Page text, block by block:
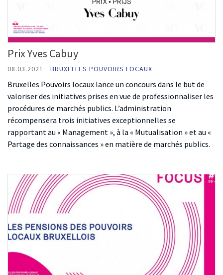
Prix Yves Cabuy
08.03.2021 BRUXELLES POUVOIRS LOCAUX
Bruxelles Pouvoirs locaux lance un concours dans le but de
valoriser des initiatives prises en vue de professionnaliser les
procédures de marchés publics. L’administration
récompensera trois initiatives exceptionnelles se
rapportant au « Management », à la « Mutualisation » et au «
Partage des connaissances » en matière de marchés publics.